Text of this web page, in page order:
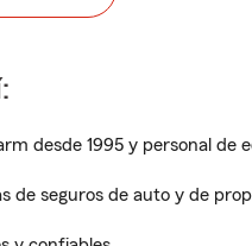
desde 1995 y personal de
de seguros de auto y de